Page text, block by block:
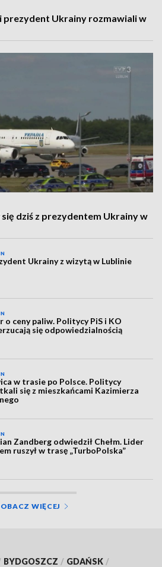
prezydent Ukrainy rozmawiali w
dziś z prezydentem Ukrainy w
Ukrainy z wizytą w Lublinie
o ceny paliw. Politycy PiS i KO
się odpowiedzialnością
w trasie po Polsce. Politycy
się z mieszkańcami Kazimierza
Zandberg odwiedził Chełm. Lider
ruszył w trasę „TurboPolska”
WIĘCEJ
BYDGOSZCZ / GDAŃSK /